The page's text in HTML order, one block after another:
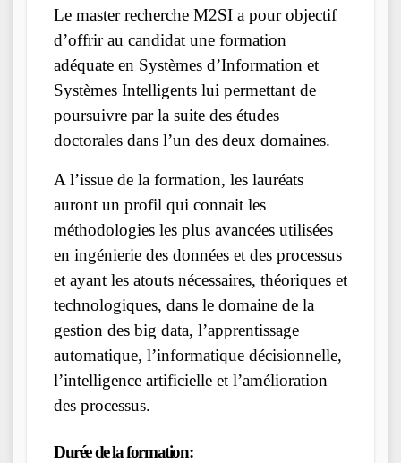
Le master recherche M2SI a pour objectif
d’offrir au candidat une formation
adéquate en Systèmes d’Information et
Systèmes Intelligents lui permettant de
poursuivre par la suite des études
doctorales dans l’un des deux domaines.
A l’issue de la formation, les lauréats
auront un profil qui connait les
méthodologies les plus avancées utilisées
en ingénierie des données et des processus
et ayant les atouts nécessaires, théoriques et
technologiques, dans le domaine de la
gestion des big data, l’apprentissage
automatique, l’informatique décisionnelle,
l’intelligence artificielle et l’amélioration
des processus.
Durée de la formation: